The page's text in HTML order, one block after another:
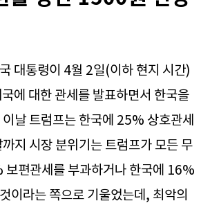
대통령이 4월 2일(이하 현지 시간)
에 대한 관세를 발표하면서 한국을
날 트럼프는 한국에 25% 상호관세
지 시장 분위기는 트럼프가 모든 무
보편관세를 부과하거나 한국에 16%
이라는 쪽으로 기울었는데, 최악의